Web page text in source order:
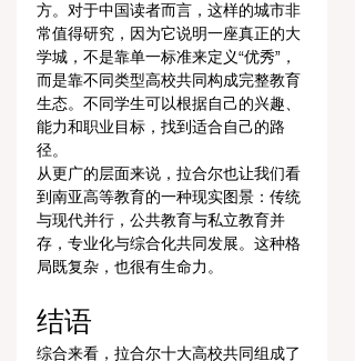
方。对于中国读者而言，这样的城市非
常值得研究，因为它说明一座真正的大
学城，不是靠单一标准来定义“优秀”，
而是靠不同类型高校共同构成完整教育
生态。不同学生可以根据自己的兴趣、
能力和职业目标，找到适合自己的路
径。
从更广的层面来说，拉合尔也让我们看
到南亚高等教育的一种现实图景：传统
与现代并行，公共教育与私立教育并
存，专业化与综合化共同发展。这种格
局既复杂，也很有生命力。
结语
综合来看，拉合尔十大高校共同组成了